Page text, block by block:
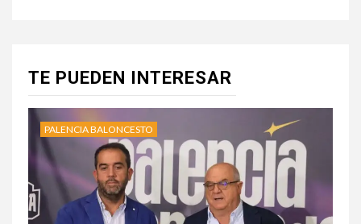
TE PUEDEN INTERESAR
PALENCIA BALONCESTO